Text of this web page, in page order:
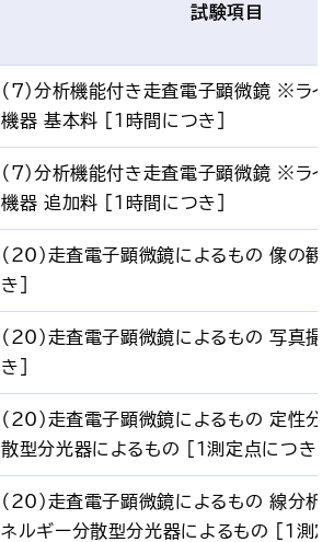
試験項目
（7）分析機能付き走査電子顕微鏡 ※ライ
機器 基本料 [1時間につき]
（7）分析機能付き走査電子顕微鏡 ※ライ
機器 追加料 [1時間につき]
（20）走査電子顕微鏡によるもの 像の
き]
（20）走査電子顕微鏡によるもの 写真
き]
（20）走査電子顕微鏡によるもの 定性分
散型分光器によるもの [1測定点につき]
（20）走査電子顕微鏡によるもの 線分析
ネルギー分散型分光器によるもの [1測